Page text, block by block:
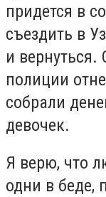
придется в
съездить в
и
полиции
собрали
девочек.
Я верю, что
одни в беде,